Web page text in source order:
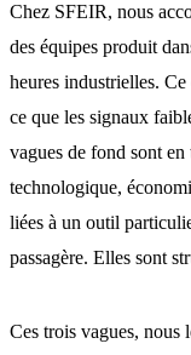
Chez SFEIR, nous
des équipes produit
heures industrielles.
ce que les signaux
vagues de fond sont
technologique,
liées à un outil
passagère. Elles sont
Ces trois vagues, nous